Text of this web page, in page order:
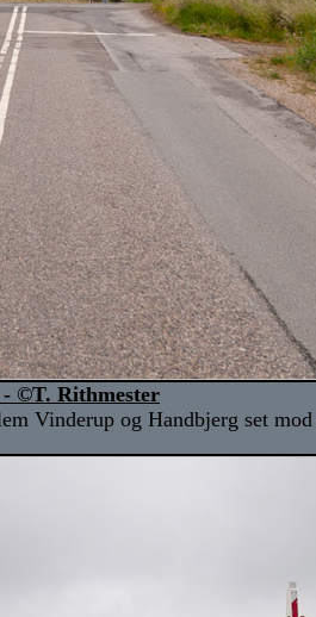
- ©T. Rithmester
Vinderup og Handbjerg set mod